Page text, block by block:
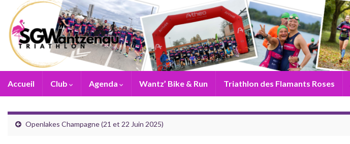
Accueil Club Agenda Wantz’ Bike & Run Triathlon des Flamants Roses
Openlakes Champagne (21 et 22 Juin 2025)